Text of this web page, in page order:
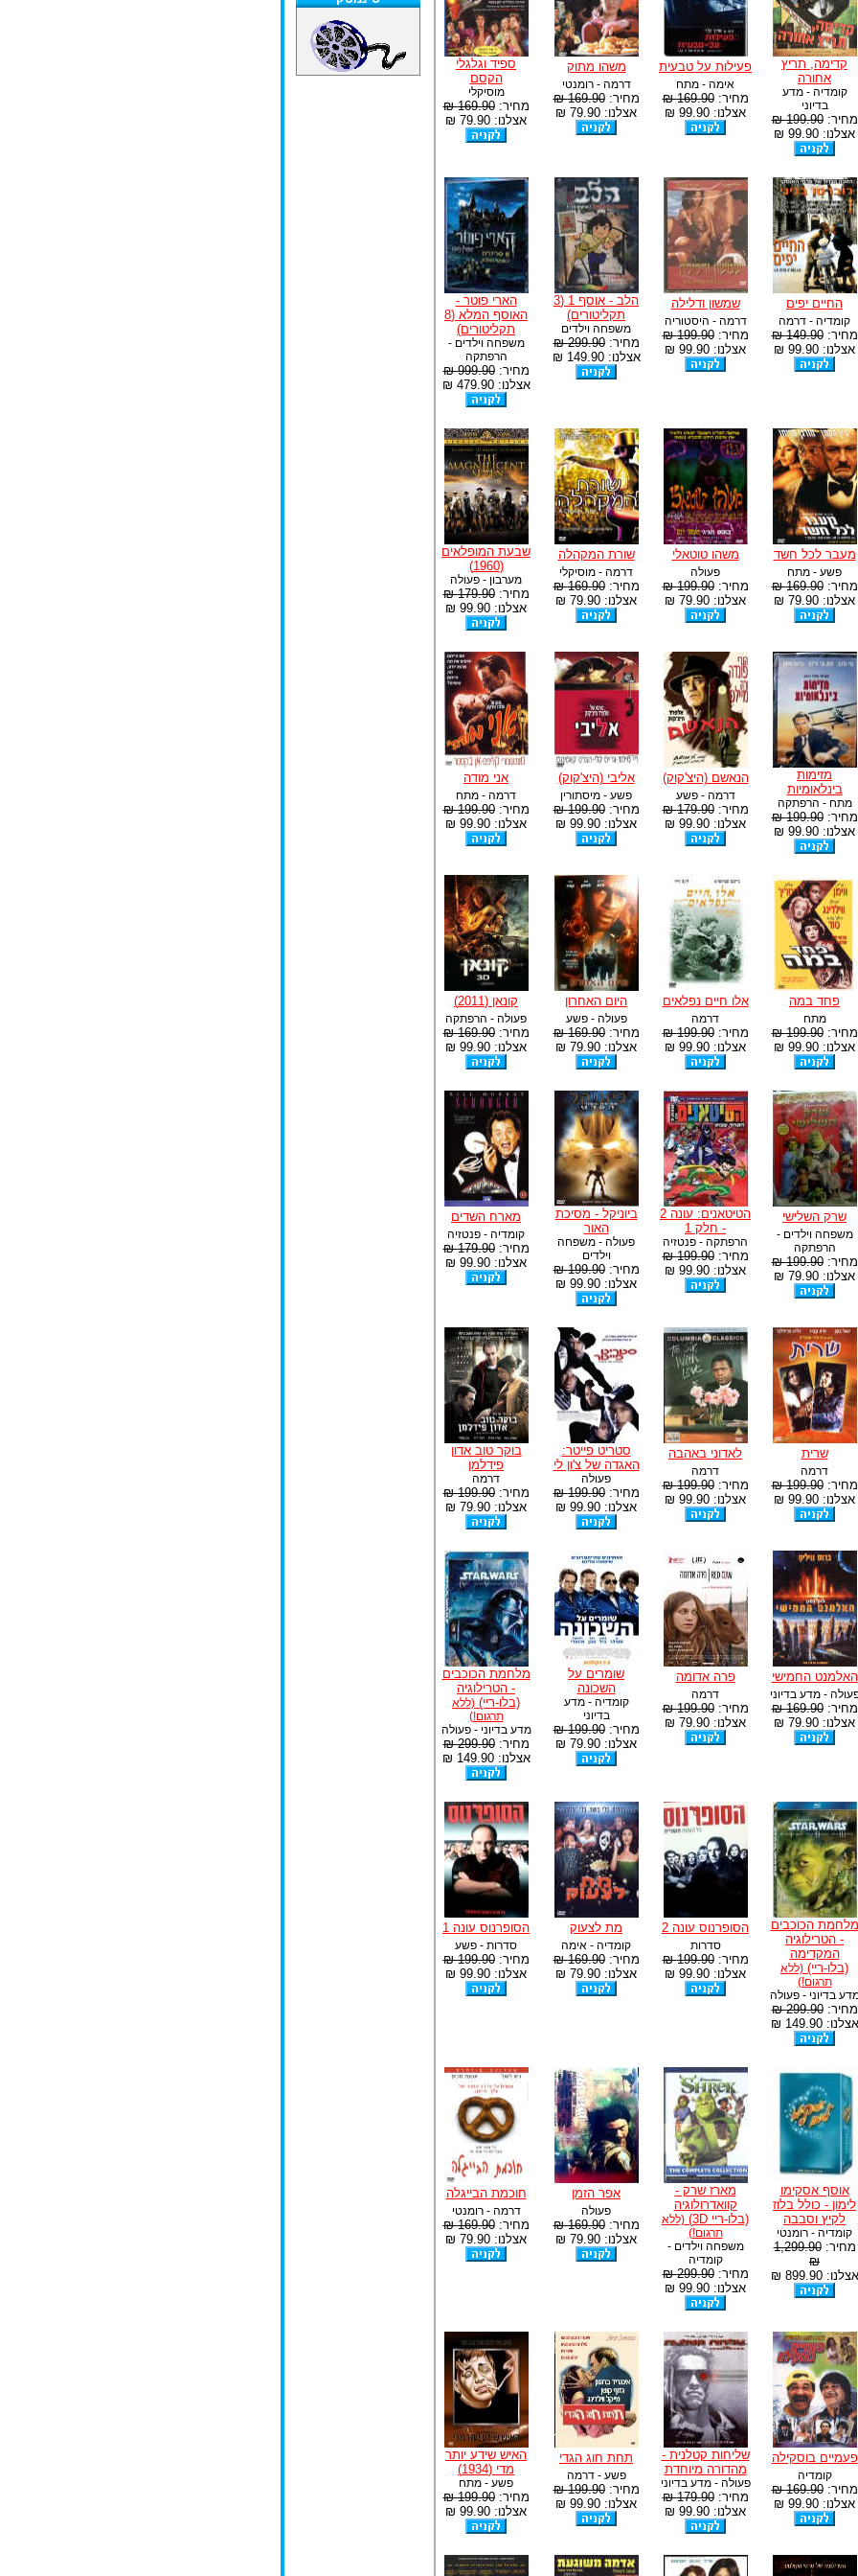
קדימה, תריץ
אחורה
קומדיה - מדע
בדיוני
מחיר:199.90 ₪
אצלנו: 99.90 ₪
פעילות על טבעית
אימה - מתח
מחיר:169.90 ₪
אצלנו: 99.90 ₪
משהו מתוק
דרמה - רומנטי
מחיר:169.90 ₪
אצלנו: 79.90 ₪
ספיד וגלגלי
הקסם
מוסיקלי
מחיר:169.90 ₪
אצלנו: 79.90 ₪
החיים יפים
קומדיה - דרמה
מחיר:149.90 ₪
אצלנו: 99.90 ₪
שמשון ודלילה
דרמה - היסטוריה
מחיר:199.90 ₪
אצלנו: 99.90 ₪
הלב - אוסף 1 (3
תקליטורים)
משפחה וילדים
מחיר:299.90 ₪
אצלנו: 149.90 ₪
הארי פוטר -
האוסף המלא (8
תקליטורים)
משפחה וילדים -
הרפתקה
מחיר:999.90 ₪
אצלנו: 479.90 ₪
מעבר לכל חשד
פשע - מתח
מחיר:169.90 ₪
אצלנו: 79.90 ₪
משהו טוטאלי
פעולה
מחיר:199.90 ₪
אצלנו: 79.90 ₪
שורת המקהלה
דרמה - מוסיקלי
מחיר:169.90 ₪
אצלנו: 79.90 ₪
שבעת המופלאים
(1960)
מערבון - פעולה
מחיר:179.90 ₪
אצלנו: 99.90 ₪
מזימות
בינלאומיות
מתח - הרפתקה
מחיר:199.90 ₪
אצלנו: 99.90 ₪
הנאשם (היצ'קוק)
דרמה - פשע
מחיר:179.90 ₪
אצלנו: 99.90 ₪
אליבי (היצ'קוק)
פשע - מיסתורין
מחיר:199.90 ₪
אצלנו: 99.90 ₪
אני מודה
דרמה - מתח
מחיר:199.90 ₪
אצלנו: 99.90 ₪
פחד במה
מתח
מחיר:199.90 ₪
אצלנו: 99.90 ₪
אלו חיים נפלאים
דרמה
מחיר:199.90 ₪
אצלנו: 99.90 ₪
היום האחרון
פעולה - פשע
מחיר:169.90 ₪
אצלנו: 79.90 ₪
קונאן (2011)
פעולה - הרפתקה
מחיר:169.90 ₪
אצלנו: 99.90 ₪
שרק השלישי
משפחה וילדים -
הרפתקה
מחיר:199.90 ₪
אצלנו: 79.90 ₪
הטיטאנים: עונה 2
- חלק 1
הרפתקה - פנטזיה
מחיר:199.90 ₪
אצלנו: 99.90 ₪
ביוניקל - מסיכת
האור
פעולה - משפחה
וילדים
מחיר:199.90 ₪
אצלנו: 99.90 ₪
מארח השדים
קומדיה - פנטזיה
מחיר:179.90 ₪
אצלנו: 99.90 ₪
שרית
דרמה
מחיר:199.90 ₪
אצלנו: 99.90 ₪
לאדוני באהבה
דרמה
מחיר:199.90 ₪
אצלנו: 99.90 ₪
סטריט פייטר:
האגדה של צ'ון לי
פעולה
מחיר:199.90 ₪
אצלנו: 99.90 ₪
בוקר טוב אדון
פידלמן
דרמה
מחיר:199.90 ₪
אצלנו: 79.90 ₪
האלמנט החמישי
- מדע בדיוני
מחיר:169.90 ₪
אצלנו: 79.90 ₪
פרה אדומה
דרמה
מחיר:199.90 ₪
אצלנו: 79.90 ₪
שומרים על
השכונה
קומדיה - מדע
בדיוני
מחיר:199.90 ₪
אצלנו: 79.90 ₪
מלחמת הכוכבים
- הטרילוגיה
(בלו-ריי) (ללא
תרגום!)
מדע בדיוני - פעולה
מחיר:299.90 ₪
אצלנו: 149.90 ₪
מלחמת הכוכבים
- הטרילוגיה
המקדימה
(בלו-ריי) (ללא
תרגום!)
בדיוני - פעולה
מחיר:299.90 ₪
אצלנו: 149.90 ₪
הסופרנוס עונה 2
סדרות
מחיר:199.90 ₪
אצלנו: 99.90 ₪
מת לצעוק
קומדיה - אימה
מחיר:169.90 ₪
אצלנו: 79.90 ₪
הסופרנוס עונה 1
סדרות - פשע
מחיר:199.90 ₪
אצלנו: 99.90 ₪
אוסף אסקימו
לימון - כולל בלוז
לקיץ וסבבה
קומדיה - רומנטי
מחיר:1,299.90
₪
אצלנו: 899.90 ₪
מארז שרק -
קוואדרולוגיה
(בלו-ריי 3D)
(ללא
תרגום!)
משפחה וילדים -
קומדיה
מחיר:299.90 ₪
אצלנו: 99.90 ₪
אפר הזמן
פעולה
מחיר:169.90 ₪
אצלנו: 79.90 ₪
חוכמת הבייגלה
דרמה - רומנטי
מחיר:169.90 ₪
אצלנו: 79.90 ₪
פעמיים בוסקילה
קומדיה
מחיר:169.90 ₪
אצלנו: 99.90 ₪
שליחות קטלנית -
מהדורה מיוחדת
פעולה - מדע בדיוני
מחיר:179.90 ₪
אצלנו: 99.90 ₪
תחת חוג הגדי
פשע - דרמה
מחיר:199.90 ₪
אצלנו: 99.90 ₪
האיש שידע יותר
מדי (1934)
פשע - מתח
מחיר:199.90 ₪
אצלנו: 99.90 ₪